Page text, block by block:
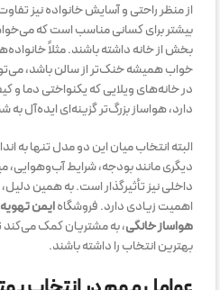
بیشتر برای کسانی مناسب است که
بخش از خانه داشته باشند. مثلاً
خواب همیشه خنک‌تر از سالن باشد،
در خانه‌های ویلایی که یکنواختی دما
دارد، هواساز بزرگ‌تر گزینه‌ای ایده‌آل به
البته انتخاب میان این دو مدل تنها به
دیگری مانند بودجه، شرایط آب‌وهوایی،
داخلی نیز تأثیرگذار است. به همین
اهمیت زیادی دارد. فروشگاهایمن تهویه
هواساز خانگی، به مشتریان کمک
بهترین انتخاب را داشته باشند.